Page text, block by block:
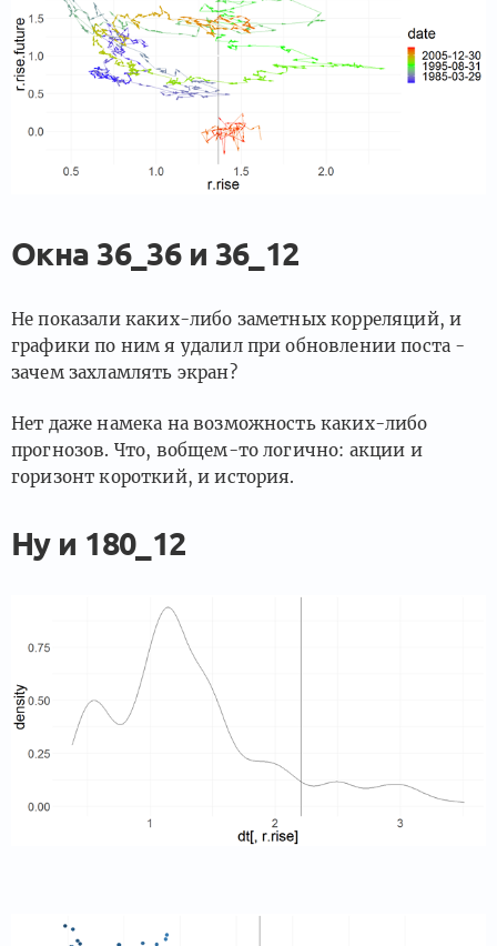
Окна 36_36 и 36_12
Не показали каких-либо заметных корреляций, и
графики по ним я удалил при обновлении поста -
зачем захламлять экран?
Нет даже намека на возможность каких-либо
прогнозов. Что, вобщем-то логично: акции и
горизонт короткий, и история.
Ну и 180_12